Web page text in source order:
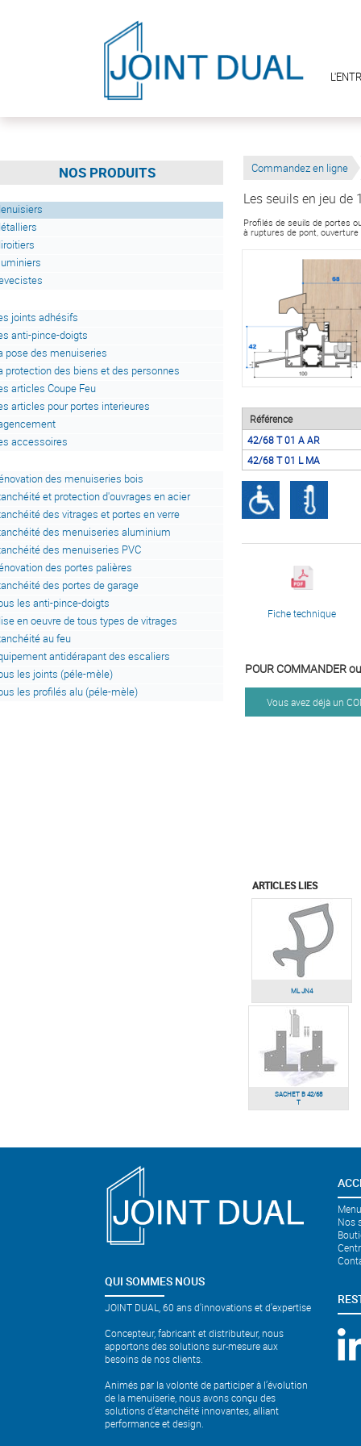
NOS PRODUITS
joints adhésifs
anti-pince-doigts
pose des menuiseries
protection des biens et des personnes
articles Coupe Feu
articles pour portes interieures
accessoires
des menuiseries bois
et protection d'ouvrages en acier
des vitrages et portes en verre
des menuiseries aluminium
des menuiseries PVC
des portes palières
des portes de garage
les anti-pince-doigts
en oeuvre de tous types de vitrages
au feu
antidérapant des escaliers
les joints (péle-mèle)
les profilés alu (péle-mèle)
Commandez en ligne
Les seuils en jeu de
Profilés de seuils de portes
à ruptures de pont,
Référence
42/68 T 01 A AR
42/68 T 01 L MA
Fiche technique
POUR COMMANDER
Vous avez déjà un
ARTICLES LIES
ML JN4
SACHET B 42/68
T
QUI SOMMES NOUS
JOINT DUAL, 60 ans d'innovations et d'expertise
Concepteur, fabricant et distributeur, nous
apportons des solutions sur-mesure aux
besoins de nos clients.
Animés par la volonté de participer à l’évolution
de la menuiserie, nous avons conçu des
solutions d’étanchéité innovantes, alliant
performance et design.
Nos